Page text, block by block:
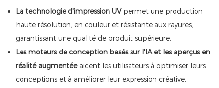
La technologie d'impression UVpermet une production
haute résolution, en couleur et résistante aux rayures,
garantissant une qualité de produit supérieure.
Les moteurs de conception basés sur l'IA et les aperçus en
réalité augmentéeaident les utilisateurs à optimiser leurs
conceptions et à améliorer leur expression créative.